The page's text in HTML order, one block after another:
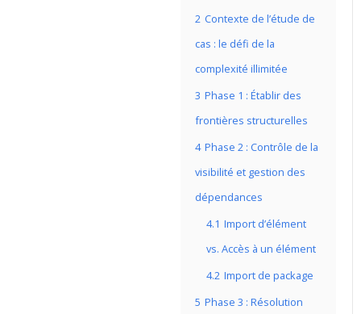
2 Contexte de l’étude de
cas : le défi de la
complexité illimitée
3 Phase 1 : Établir des
frontières structurelles
4 Phase 2 : Contrôle de la
visibilité et gestion des
dépendances
4.1 Import d’élément
vs. Accès à un élément
4.2 Import de package
5 Phase 3 : Résolution